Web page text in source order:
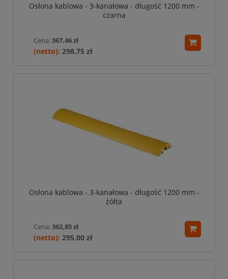
Osłona kablowa - 3-kanałowa - długość 1200 mm -
czarna
Cena:367,46 zł
298,75 zł
Osłona kablowa - 3-kanałowa - długość 1200 mm -
żółta
Cena:362,85 zł
295,00 zł